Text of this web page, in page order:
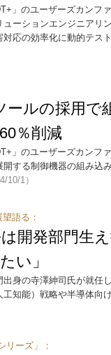
」のユーザーズカンフ
ーションエンジニアリ
応の効率化に動的テス
ールの採用で
％削減
」のユーザーズカンフ
する制御機器の組み込
10/1）
語る：
は開発部門生
い」
身の寺澤紳司氏が就任
知能）戦略や半導体向
リーズ」：